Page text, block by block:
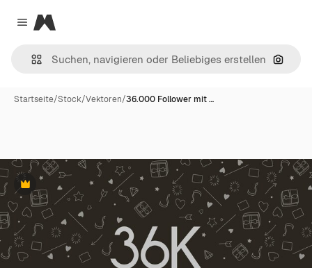
Close menu
Magnific
Nach
Startseite/Stock/Vektoren/36.000 Follower mit …
Premium